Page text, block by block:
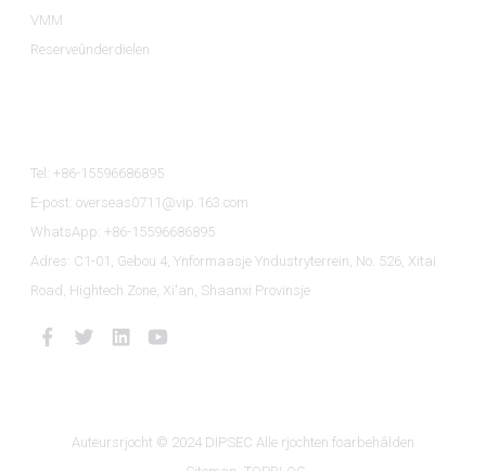
VMM
Reserveûnderdielen
Tel: +86-15596686895
E-post: overseas0711@vip.163.com
WhatsApp: +86-15596686895
Adres: C1-01, Gebou 4, Ynformaasje Yndustryterrein, No. 526, Xitai
Road, Hightech Zone, Xi'an, Shaanxi Provinsje
Auteursrjocht © 2024 DIPSEC Alle rjochten foarbehâlden